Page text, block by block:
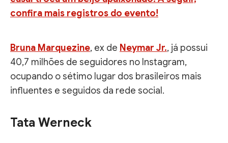
Bruna Marquezine, ex de Neymar Jr., já possui
40,7 milhões de seguidores no Instagram,
ocupando o sétimo lugar dos brasileiros mais
influentes e seguidos da rede social.
Tata Werneck